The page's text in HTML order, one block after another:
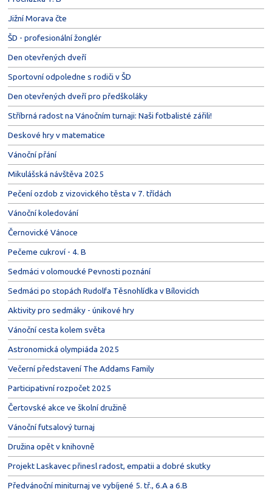
Jižní Morava čte
ŠD - profesionální žonglér
Den otevřených dveří
Sportovní odpoledne s rodiči v ŠD
Den otevřených dveří pro předškoláky
Stříbrná radost na Vánočním turnaji: Naši fotbalisté zářili!
Deskové hry v matematice
Vánoční přání
Mikulášská návštěva 2025
Pečení ozdob z vizovického těsta v 7. třídách
Vánoční koledování
Černovické Vánoce
Pečeme cukroví - 4. B
Sedmáci v olomoucké Pevnosti poznání
Sedmáci po stopách Rudolfa Těsnohlídka v Bílovicích
Aktivity pro sedmáky - únikové hry
Vánoční cesta kolem světa
Astronomická olympiáda 2025
Večerní představení The Addams Family
Participativní rozpočet 2025
Čertovské akce ve školní družině
Vánoční futsalový turnaj
Družina opět v knihovně
Projekt Laskavec přinesl radost, empatii a dobré skutky
Předvánoční miniturnaj ve vybíjené 5. tř., 6.A a 6.B